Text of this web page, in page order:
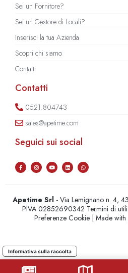
Sei un Fornitore?
Sei un Gestore di Locali?
Inserisci la tua Azienda
Scopri chi siamo
Contatti
Contatti
0521.804743
sales@apetime.com
Seguici sui social
Apetime Srl - Via Lemignano n. 4,
PIVA 02852690342 Termini di
Preferenze Cookie | Made
Informativa sulla raccolta